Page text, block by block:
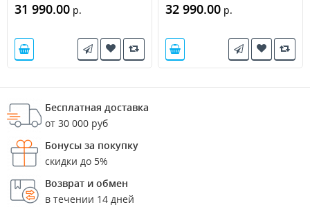
31 990.00 р. 32 990.00 р.
Бесплатная доставка
от 30 000 руб
Бонусы за покупку
скидки до 5%
Возврат и обмен
в течении 14 дней